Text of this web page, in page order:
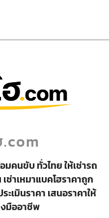
มคนขับ ทั่วไทย ให้เช่ารถ
ช่าเหมาแบคโฮราคาถูก
เมินราคา เสนอราคาให้
มืออาชีพ